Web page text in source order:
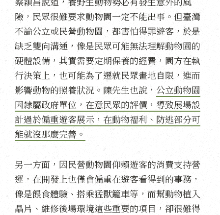
險，民眾很難要求動物園一定不能出事。但臺灣
不論公立或民營動物園，都害怕得罪遊客，於是
缺乏雙向溝通，像是民眾可能無法理解動物園的
硬體設備，其實需要定期保養的經費，園方在執
行決策上，也可能為了遷就民眾畫地自限，進而
影響動物的照養狀況。陳先生也說， 公立動物園
因隸屬政府單位，在意民眾的評價，導致展場設
計過於偏重遊客展示，在動物福利、防逃部分可
能就沒那麼完善。
另一方面，因民營動物園仰賴遊客的消費支持營
運，在開發上也僅會偏重在遊客看得到的事務，
像是餵食體驗、搭乘猛獸籠車等，而幫動物植入
晶片、維修後場環境這些重要的項目，卻很難得